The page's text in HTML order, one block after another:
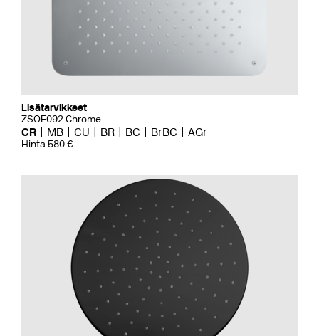
Lisätarvikkeet
ZSOF092 Chrome
CR MB CU BR BC BrBC AGr
Hinta 580 €